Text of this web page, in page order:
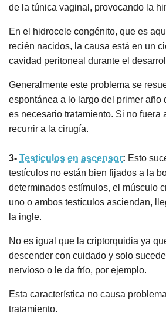
de la túnica vaginal, provocando la
En el hidrocele congénito, que es
recién nacidos, la causa está en un
cavidad peritoneal durante el
Generalmente este problema se
espontánea a lo largo del primer año
es necesario tratamiento. Si no fuera
recurrir a la cirugía.
3- Testículos en ascensor: Esto
testículos no están bien fijados a la
determinados estímulos, el músculo
uno o ambos testículos asciendan,
la ingle.
No es igual que la criptorquidia ya
descender con cuidado y solo
nervioso o le da frío, por ejemplo.
Esta característica no causa
tratamiento.